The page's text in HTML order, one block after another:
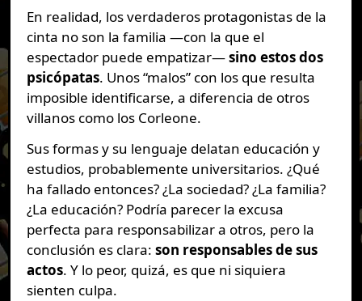
En realidad, los verdaderos protagonistas de la
cinta no son la familia —con la que el
espectador puede empatizar—sino estos dos
psicópatas. Unos “malos” con los que resulta
imposible identificarse, a diferencia de otros
villanos como los Corleone.
Sus formas y su lenguaje delatan educación y
estudios, probablemente universitarios. ¿Qué
ha fallado entonces? ¿La sociedad? ¿La familia?
¿La educación? Podría parecer la excusa
perfecta para responsabilizar a otros, pero la
conclusión es clara: son responsables de sus
actos. Y lo peor, quizá, es que ni siquiera
sienten culpa.